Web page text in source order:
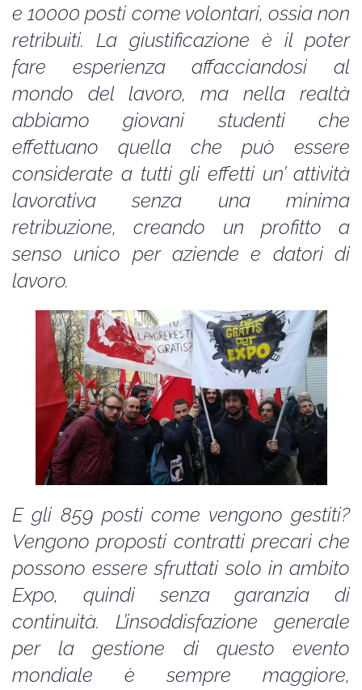
e 10000 posti come volontari, ossia non
retribuiti. La giustificazione è il poter
fare esperienza affacciandosi al
mondo del lavoro, ma nella realtà
abbiamo giovani studenti che
effettuano quella che può essere
considerate a tutti gli effetti un’ attività
lavorativa senza una minima
retribuzione, creando un profitto a
senso unico per aziende e datori di
lavoro.
E gli 859 posti come vengono gestiti?
Vengono proposti contratti precari che
possono essere sfruttati solo in ambito
Expo, quindi senza garanzia di
continuità. L’insoddisfazione generale
per la gestione di questo evento
mondiale è sempre maggiore,